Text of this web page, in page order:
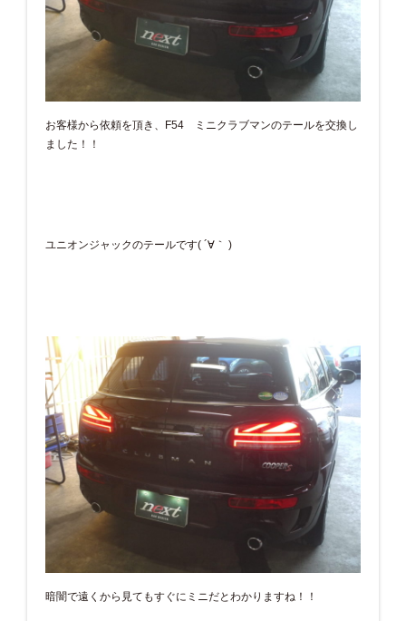
お客様から依頼を頂き、F54 ミニクラブマンのテールを交換し
ました！！
ユニオンジャックのテールです( ´∀｀ )
暗闇で遠くから見てもすぐにミニだとわかりますね！！